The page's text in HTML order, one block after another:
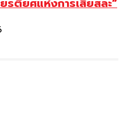
รติยศแห่งการเสียสละ”